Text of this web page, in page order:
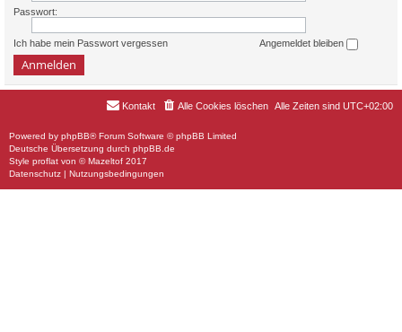
Passwort:
Ich habe mein Passwort vergessen Angemeldet bleiben
Alle Zeiten sind UTC+02:00
Alle Cookies löschen
Kontakt
Powered by phpBB® Forum Software © phpBB Limited
Deutsche Übersetzung durch phpBB.de
Style proflat von ©Mazeltof 2017
Datenschutz | Nutzungsbedingungen